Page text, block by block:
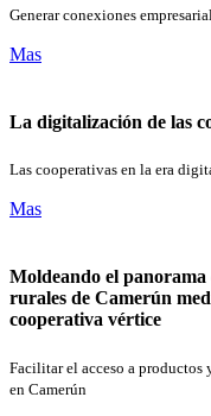
Generar conexiones
Mas
La digitalización de las
Las cooperativas en la era
Mas
Moldeando el panorama
rurales de Camerún
cooperativa vértice
Facilitar el acceso a
en Camerún